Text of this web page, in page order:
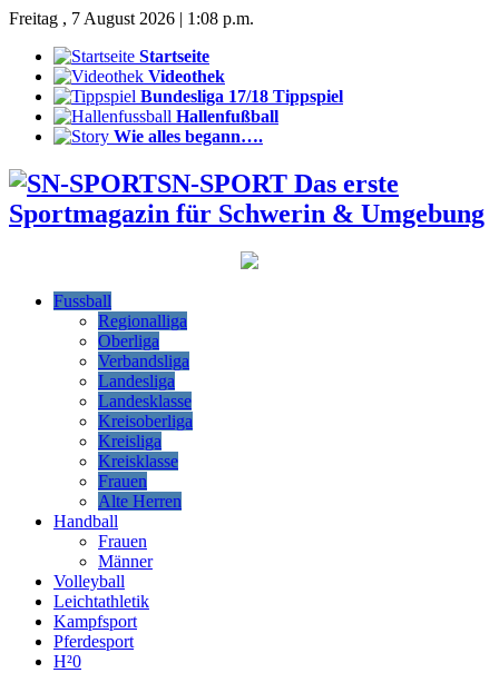
Freitag , 7 August 2026 | 1:08 p.m.
Startseite
Videothek
Bundesliga 17/18 Tippspiel
Hallenfußball
Wie alles begann….
SN-SPORT Das erste
Sportmagazin für Schwerin & Umgebung
Fussball
Regionalliga
Oberliga
Verbandsliga
Landesliga
Landesklasse
Kreisoberliga
Kreisliga
Kreisklasse
Frauen
Alte Herren
Handball
Frauen
Männer
Volleyball
Leichtathletik
Kampfsport
Pferdesport
H²0